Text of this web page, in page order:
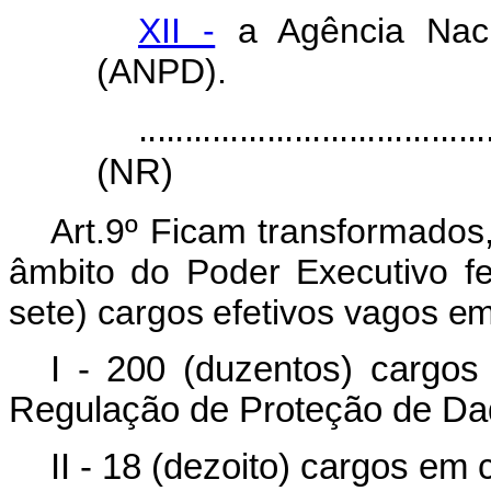
XII - a Agência
(ANPD).
(NR)
Art.9º Ficam
âmbito do Poder Executivo
sete) cargos efetivos vagos
I - 200 (duzentos)
Regulação de Proteção de
II - 18 (dezoito) cargos